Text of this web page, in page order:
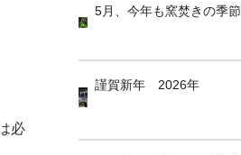
必
5月、今年も窯焚きの季節
謹賀新年 2026年